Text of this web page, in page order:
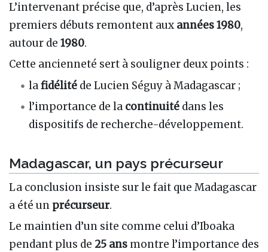
L’intervenant précise que, d’après Lucien, les
premiers débuts remontent aux années 1980,
autour de 1980.
Cette ancienneté sert à souligner deux points :
lafidélité de Lucien Séguy à Madagascar ;
l’importance de la continuité dans les
dispositifs de recherche-développement.
Madagascar, un pays précurseur
La conclusion insiste sur le fait que Madagascar
a été un précurseur.
Le maintien d’un site comme celui d’Iboaka
pendant plus de 25 ans montre l’importance des